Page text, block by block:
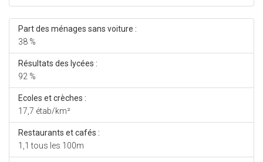
Part des ménages sans voiture :
38 %
Résultats des lycées :
92 %
Ecoles et crèches :
17,7 étab/km²
Restaurants et cafés :
1,1 tous les 100m